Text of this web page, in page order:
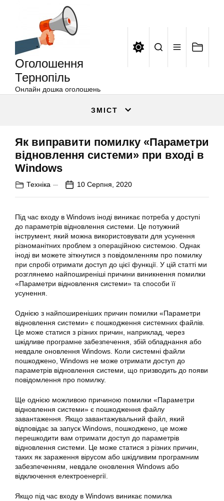
Оголошення
Тернопіль
Онлайн дошка оголошень
ЗМІСТ
Як виправити помилку «Параметри
відновлення системи» при вході в
Windows
Техніка 10 Серпня, 2020
Під час входу в Windows іноді виникає потреба у доступі
до параметрів відновлення системи. Це потужний
інструмент, який можна використовувати для усунення
різноманітних проблем з операційною системою. Однак
іноді ви можете зіткнутися з повідомленням про помилку
при спробі отримати доступ до цієї функції. У цій статті ми
розглянемо найпоширеніші причини виникнення помилки
«Параметри відновлення системи» та способи її
усунення.
Однією з найпоширеніших причин помилки «Параметри
відновлення системи» є пошкодження системних файлів.
Це може статися з різних причин, наприклад, через
шкідливе програмне забезпечення, збій обладнання або
невдале оновлення Windows. Коли системні файли
пошкоджено, Windows не може отримати доступ до
параметрів відновлення системи , що призводить до появи
повідомлення про помилку.
Ще однією можливою причиною помилки «Параметри
відновлення системи» є пошкодження файлу
завантаження. Якщо завантажувальний файл, який
відповідає за запуск Windows, пошкоджено, це може
перешкодити вам отримати доступ до параметрів
відновлення системи. Це може статися з різних причин,
таких як зараження вірусом або шкідливим програмним
забезпеченням, невдале оновлення Windows або
відключення електроенергії.
Якщо під час входу в Windows виникає помилка